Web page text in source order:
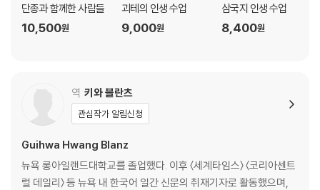
단종과 함께한 사람들
10,500원
괴테의 인생 수업
9,000원
삼국지 인생 수업
8,400원
역 키와 블란츠
관심작가 알림신청
Guihwa Hwang Blanz
뉴욕 롱아일랜드대학교를 졸업했다. 이후 〈세계타임스〉 〈코리아센트
럴 데일리〉 등 뉴욕 내 한국어 일간 신문의 취재기자로 활동했으며,